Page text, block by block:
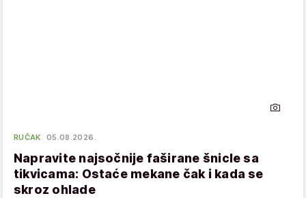
RUČAK 05.08.2026.
Napravite najsočnije faširane šnicle sa
tikvicama: Ostaće mekane čak i kada se
skroz ohlade